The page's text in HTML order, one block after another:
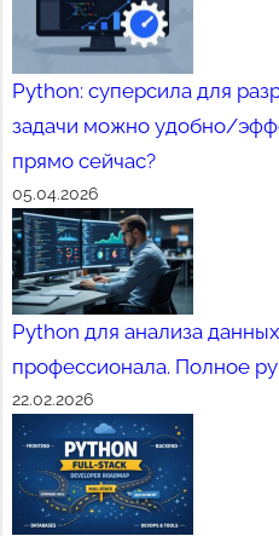
Python: суперсила для
задачи можно удобно/
прямо сейчас?
05.04.2026
Python для анализа
профессионала. Полное
22.02.2026